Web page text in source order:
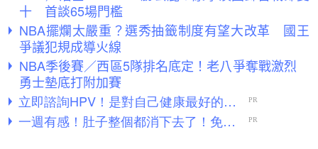
十 首談65場門檻
NBA擺爛太嚴重？選秀抽籤制度有望大改革 國王
爭議犯規成導火線
NBA季後賽／西區5隊排名底定！老八爭奪戰激烈
勇士墊底打附加賽